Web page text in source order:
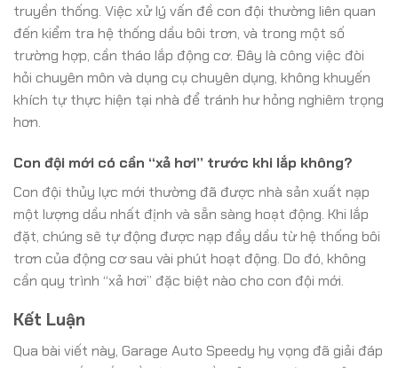
truyền thống. Việc xử lý vấn đề con đội thường liên quan
đến kiểm tra hệ thống dầu bôi trơn, và trong một số
trường hợp, cần tháo lắp động cơ. Đây là công việc đòi
hỏi chuyên môn và dụng cụ chuyên dụng, không khuyến
khích tự thực hiện tại nhà để tránh hư hỏng nghiêm trọng
hơn.
Con đội mới có cần “xả hơi” trước khi lắp không?
Con đội thủy lực mới thường đã được nhà sản xuất nạp
một lượng dầu nhất định và sẵn sàng hoạt động. Khi lắp
đặt, chúng sẽ tự động được nạp đầy dầu từ hệ thống bôi
trơn của động cơ sau vài phút hoạt động. Do đó, không
cần quy trình “xả hơi” đặc biệt nào cho con đội mới.
Kết Luận
Qua bài viết này, Garage Auto Speedy hy vọng đã giải đáp